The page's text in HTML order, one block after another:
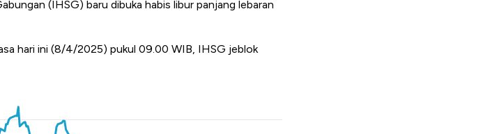
(IHSG) baru dibuka habis libur panjang lebaran
hari ini (8/4/2025) pukul 09.00 WIB, IHSG jeblok